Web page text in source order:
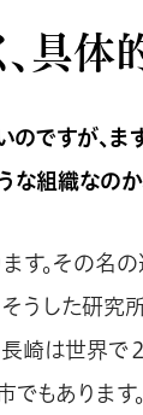
具
ですが、
組織なのか
。その名
うした研究
長崎は世界
もあります